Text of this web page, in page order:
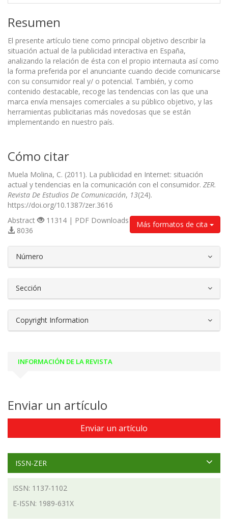
Resumen
El presente artículo tiene como principal objetivo describir la
situación actual de la publicidad interactiva en España,
analizando la relación de ésta con el propio internauta así como
la forma preferida por el anunciante cuando decide comunicarse
con su consumidor real y/ o potencial. También, y como
contenido destacable, recoge las tendencias con las que una
marca envía mensajes comerciales a su público objetivo, y las
herramientas publicitarias más novedosas que se están
implementando en nuestro país.
Cómo citar
Muela Molina, C. (2011). La publicidad en Internet: situación
actual y tendencias en la comunicación con el consumidor. ZER.
Revista De Estudios De Comunicación, 13(24).
https://doi.org/10.1387/zer.3616
Más formatos de cita
Abstract
11314 | PDF Downloads
8036
Número
Sección
Copyright Information
INFORMACIÓN DE LA REVISTA
Enviar un artículo
Enviar un artículo
ISSN-ZER
ISSN: 1137-1102
E-ISSN: 1989-631X